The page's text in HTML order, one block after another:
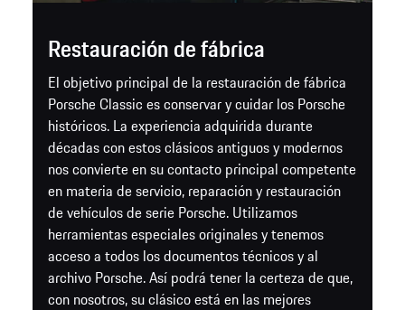
Restauración de fábrica
El objetivo principal de la restauración de fábrica
Porsche Classic es conservar y cuidar los Porsche
históricos. La experiencia adquirida durante
décadas con estos clásicos antiguos y modernos
nos convierte en su contacto principal competente
en materia de servicio, reparación y restauración
de vehículos de serie Porsche. Utilizamos
herramientas especiales originales y tenemos
acceso a todos los documentos técnicos y al
archivo Porsche. Así podrá tener la certeza de que,
con nosotros, su clásico está en las mejores